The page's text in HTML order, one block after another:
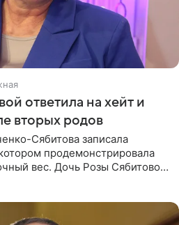
ответила на хейт и
вторых родов
Сябитова записала
продемонстрировала
вес. Дочь Розы Сябитовой